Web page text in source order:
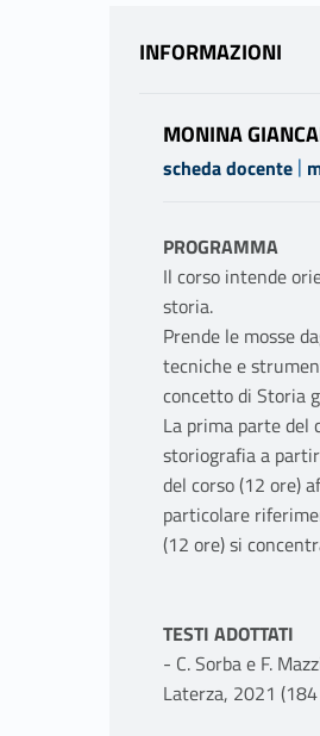
INFORMAZIONI
MONINA
scheda docente |
PROGRAMMA
Il corso intende
storia.
Prende le mosse
tecniche e
concetto di Storia
La prima parte
storiografia a
del corso (12 ore)
particolare
(12 ore) si
TESTI ADOTTATI
- C. Sorba e F.
Laterza, 2021